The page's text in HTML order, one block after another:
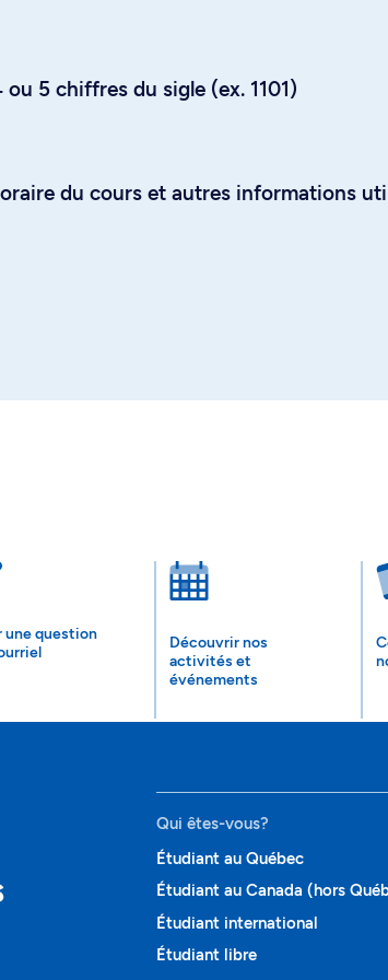
5 chiffres du sigle (ex. 1101)
du cours et autres informations
une question
Découvrir nos
activités et
événements
Qui êtes-vous?
Étudiant au Québec
Étudiant au Canada (hors
Étudiant international
Étudiant libre